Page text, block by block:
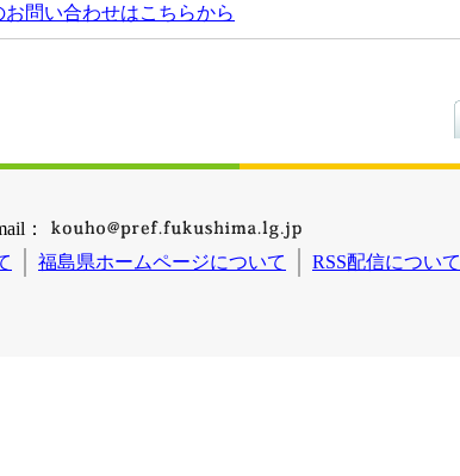
問い合わせはこちらから
：
福島県ホームページについて
RSS配信について